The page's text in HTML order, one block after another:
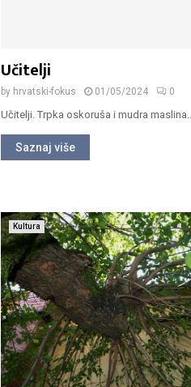
Učitelji
by hrvatski-fokus 01/05/2024 0
Učitelji. Trpka oskoruša i mudra
Saznaj više
Kultura